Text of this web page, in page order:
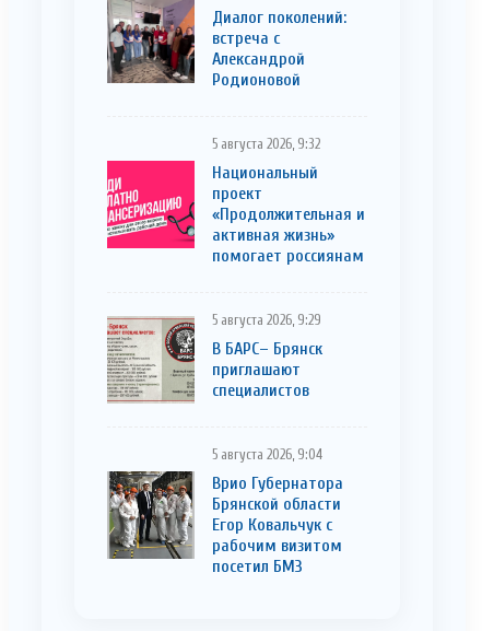
Диалог поколений:
встреча с
Александрой
Родионовой
5 августа 2026, 9:32
Национальный
проект
«Продолжительная и
активная жизнь»
помогает россиянам
5 августа 2026, 9:29
В БАРС– Брянcк
приглaшают
cпециaлистoв
5 августа 2026, 9:04
Врио Губернатора
Брянской области
Егор Ковальчук с
рабочим визитом
посетил БМЗ